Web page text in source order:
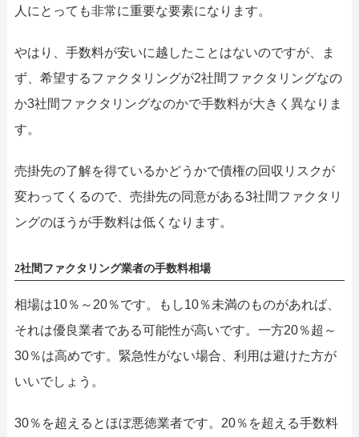
人にとっても非常に重要な要素になります。
やはり、手数料が安いに越したことはないのですが、ま
ず、希望するファクタリングが2社間ファクタリングなの
か3社間ファクタリングなのかで手数料が大きく異なりま
す。
売掛先の了解を得ているかどうかで債権の回収リスクが
変わってくるので、売掛先の同意がある3社間ファクタリ
ングのほうが手数料は低くなります。
2社間ファクタリング業者の手数料相場
相場は10％～20％です。もし10％未満のものがあれば、
それは優良業者である可能性が高いです。一方20％超～
30％は高めです。緊急性がない場合、利用は避けた方が
いいでしょう。
30％を超えるとほぼ悪徳業者です。20％を超える手数料